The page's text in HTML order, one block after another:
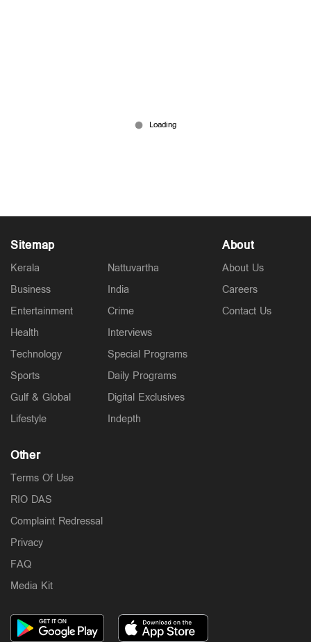
'നല്ല നിലാവുള്ള രാത്രി' തിരക്കഥാകൃത്ത് പ്രഫുൽ
Sitemap
Kerala
Business
Entertainment
Health
Technology
Sports
Gulf & Global
Lifestyle
Nattuvartha
India
Crime
Interviews
Special Programs
Daily Programs
Digital Exclusives
Indepth
About
About Us
Careers
Contact Us
Other
Terms Of Use
RIO DAS
Complaint Redressal
Privacy
FAQ
Media Kit